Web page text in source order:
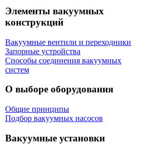
Элементы вакуумных
конструкций
Вакуумные вентили и переходники
Запорные устройства
Способы соединения вакуумных
систем
О выборе оборудования
Общие принципы
Подбор вакуумных насосов
Вакуумные установки